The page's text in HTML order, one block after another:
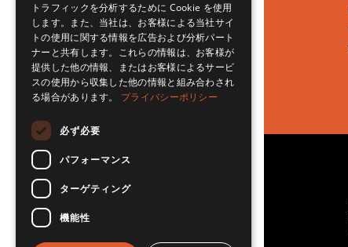
© RSET Japan 2026 All Rights
Reserved.
"RSET" is a trademark of RSET inc. (USA)
「RSET Japan」日本国内管理：明段舎株式会社
トラフィックを分析するために Cookie を使用
します。また、当社は、お客様による当社サイ
トの使用に関する情報を広告および分析パート
ナーと共有します。これらの情報は、お客様が
提供した他の情報、またはお客様によるサービ
スの使用から収集した他の情報と組み合わされ
る場合があります。 プライバシーポリシー
必ず必要
パフォーマンス
ターゲティング
機能性